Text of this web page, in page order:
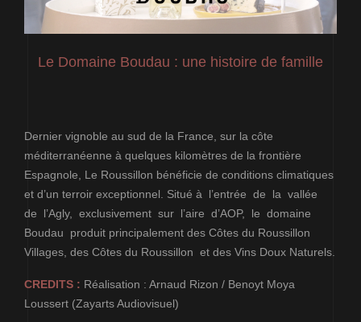
Le Domaine Boudau : une histoire de famille
Dernier vignoble au sud de la France, sur la côte
méditerranéenne à quelques kilomètres de la frontière
Espagnole, Le Roussillon bénéficie de conditions climatiques
et d’un terroir exceptionnel. Situé à l’entrée de la vallée
de l’Agly, exclusivement sur l’aire d’AOP, le domaine
Boudau produit principalement des Côtes du Roussillon
Villages, des Côtes du Roussillon et des Vins Doux Naturels.
CREDITS : Réalisation : Arnaud Rizon / Benoyt Moya
Loussert (Zayarts Audiovisuel)